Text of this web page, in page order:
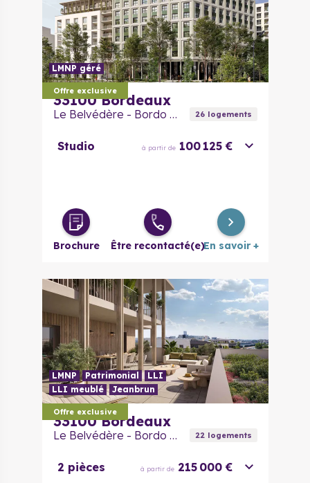
Offre exclusive
LMNP géré
33100 Bordeaux
Le Belvédère - Bordo Alto 26logements
Studio à partir de 100 125 €
Brochure Être recontacté(e)En savoir +
Offre exclusive
LMNP Patrimonial
LLI
LLI meublé
Jeanbrun
33100 Bordeaux
Le Belvédère - Bordo Tempo 22logements
2 pièces à partir de 215 000 €